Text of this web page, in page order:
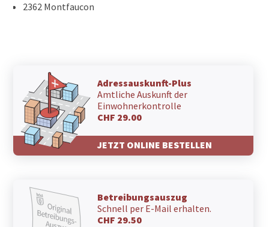
2362 Montfaucon
Adressauskunft-Plus
Amtliche Auskunft der
Einwohnerkontrolle
CHF 29.00
JETZT ONLINE BESTELLEN
Betreibungsauszug
Schnell per E-Mail erhalten.
CHF 29.50